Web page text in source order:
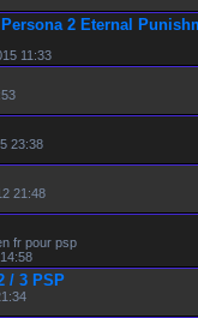
2 Eternal
11:33
23:38
21:48
fr pour psp
/ 3 PSP